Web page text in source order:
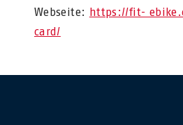
Webseite: https://fit-
card/